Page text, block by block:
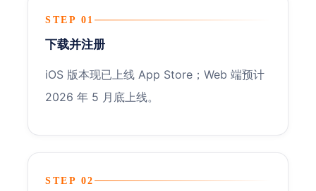
STEP 01
下载并注册
iOS 版本现已上线 App Store；Web 端预计
2026 年 5 月底上线。
STEP 02